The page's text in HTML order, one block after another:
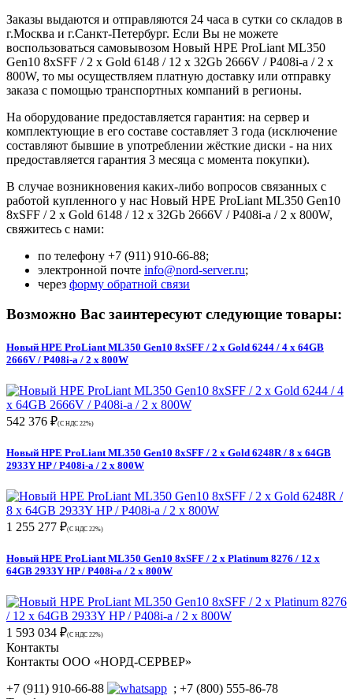
Заказы выдаются и отправляются 24 часа в сутки со складов в
г.Москва и г.Санкт-Петербург. Если Вы не можете
воспользоваться самовывозом Новый HPE ProLiant ML350
Gen10 8xSFF / 2 x Gold 6148 / 12 x 32Gb 2666V / P408i-a / 2 x
800W, то мы осуществляем платную доставку или отправку
заказа с помощью транспортных компаний в регионы.
На оборудование предоставляется гарантия: на сервер и
комплектующие в его составе составляет 3 года (исключение
составляют бывшие в употреблении жёсткие диски - на них
предоставляется гарантия 3 месяца с момента покупки).
В случае возникновения каких-либо вопросов связанных с
работой купленного у нас Новый HPE ProLiant ML350 Gen10
8xSFF / 2 x Gold 6148 / 12 x 32Gb 2666V / P408i-a / 2 x 800W,
свяжитесь с нами:
по телефону +7 (911) 910-66-88;
электронной почте info@nord-server.ru;
через форму обратной связи
Возможно Вас заинтересуют следующие товары:
Новый HPE ProLiant ML350 Gen10 8xSFF / 2 x Gold 6244 / 4 x 64GB
2666V / P408i-a / 2 x 800W
542 376 ₽(С НДС 22%)
Новый HPE ProLiant ML350 Gen10 8xSFF / 2 x Gold 6248R / 8 x 64GB
2933Y HP / P408i-a / 2 x 800W
1 255 277 ₽(С НДС 22%)
Новый HPE ProLiant ML350 Gen10 8xSFF / 2 x Platinum 8276 / 12 x
64GB 2933Y HP / P408i-a / 2 x 800W
1 593 034 ₽(С НДС 22%)
Контакты
Контакты ООО «НОРД-СЕРВЕР»
+7 (911) 910-66-88
; +7 (800) 555-86-78